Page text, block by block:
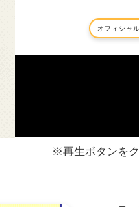
※再生ボタンを